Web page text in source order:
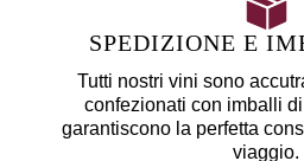
SPEDIZIONE E
Tutti nostri vini sono
confezionati con imballi
garantiscono la perfetta
viaggio.